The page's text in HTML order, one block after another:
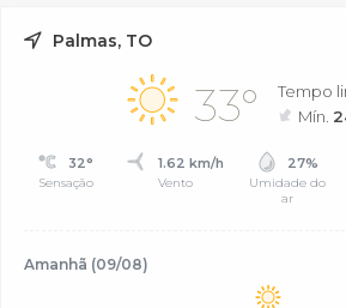
Palmas, TO
33°
Tempo
Mín.
32°
Sensação
1.62 km/h
Vento
27%
Umidade do
ar
Amanhã (09/08)